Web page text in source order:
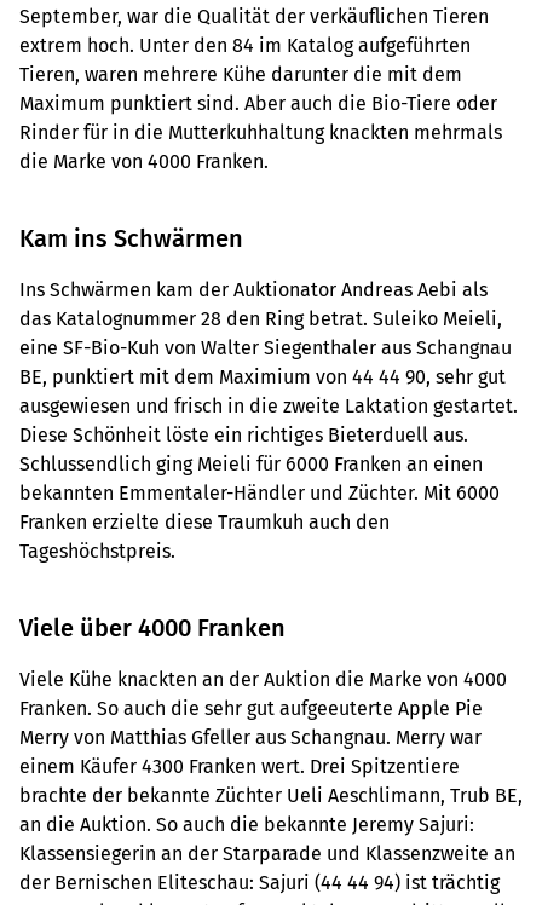
September, war die Qualität der verkäuflichen Tieren
extrem hoch. Unter den 84 im Katalog aufgeführten
Tieren, waren mehrere Kühe darunter die mit dem
Maximum punktiert sind. Aber auch die Bio-Tiere oder
Rinder für in die Mutterkuhhaltung knackten mehrmals
die Marke von 4000 Franken.
Kam ins Schwärmen
Ins Schwärmen kam der Auktionator Andreas Aebi als
das Katalognummer 28 den Ring betrat. Suleiko Meieli,
eine SF-Bio-Kuh von Walter Siegenthaler aus Schangnau
BE, punktiert mit dem Maximium von 44 44 90, sehr gut
ausgewiesen und frisch in die zweite Laktation gestartet.
Diese Schönheit löste ein richtiges Bieterduell aus.
Schlussendlich ging Meieli für 6000 Franken an einen
bekannten Emmentaler-Händler und Züchter. Mit 6000
Franken erzielte diese Traumkuh auch den
Tageshöchstpreis.
Viele über 4000 Franken
Viele Kühe knackten an der Auktion die Marke von 4000
Franken. So auch die sehr gut aufgeeuterte Apple Pie
Merry von Matthias Gfeller aus Schangnau. Merry war
einem Käufer 4300 Franken wert. Drei Spitzentiere
brachte der bekannte Züchter Ueli Aeschlimann, Trub BE,
an die Auktion. So auch die bekannte Jeremy Sajuri:
Klassensiegerin an der Starparade und Klassenzweite an
der Bernischen Eliteschau: Sajuri (44 44 94) ist trächtig